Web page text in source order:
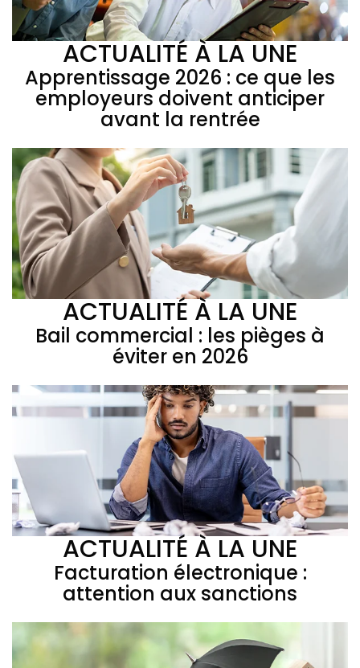
ACTUALITÉ À LA UNE
Apprentissage 2026 : ce que les
employeurs doivent anticiper
avant la rentrée
ACTUALITÉ À LA UNE
Bail commercial : les pièges à
éviter en 2026
ACTUALITÉ À LA UNE
Facturation électronique :
attention aux sanctions